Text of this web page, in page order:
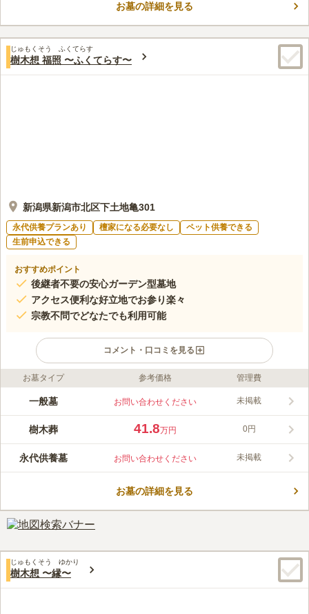
お墓の詳細を見る
じゅもくそう ふくてらす
樹木想 福照 〜ふくてらす〜
新潟県新潟市北区下土地亀301
永代供養プランあり 檀家になる必要なし
ペット供養できる
生前申込できる
おすすめポイント
後継者不要の安心ガーデン型墓地
アクセス便利な好立地でお参り楽々
宗教不問でどなたでも利用可能
コメント・口コミを見る
ライフドット編集部のコメント
『樹木想 福照 〜ふくてらす〜』は後継者不要のガーデン型樹
もできます。アクセスはJR白新線「早道駅」南口から車で約5分
と便利です。宗教不問で、どなたでも利用できます。お寺の管理
お墓タイプ 参考価格 管理費
一般墓 お問い合わせください 未掲載
樹木葬 41.8万円 0円
永代供養墓 お問い合わせください 未掲載
お墓の詳細を見る
じゅもくそう ゆかり
樹木想 〜縁〜